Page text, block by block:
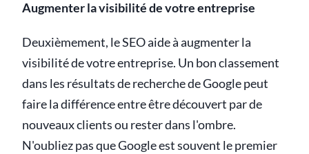
Augmenter la visibilité de votre entreprise
Deuxièmement, le SEO aide à augmenter la
visibilité de votre entreprise. Un bon classement
dans les résultats de recherche de Google peut
faire la différence entre être découvert par de
nouveaux clients ou rester dans l'ombre.
N'oubliez pas que Google est souvent le premier